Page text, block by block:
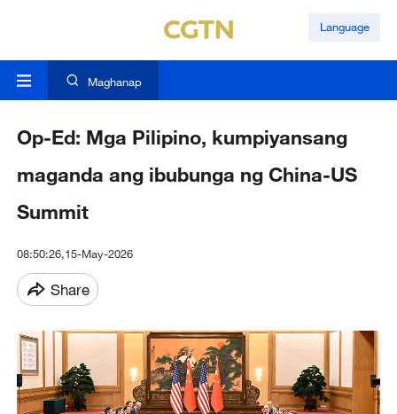
Language
Maghanap
Op-Ed: Mga Pilipino, kumpiyansang
maganda ang ibubunga ng China-US
Summit
08:50:26,15-May-2026
Share